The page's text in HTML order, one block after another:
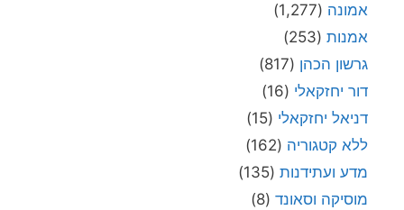
אמונה (1,277)
אמנות (253)
גרשון הכהן (817)
דור יחזקאלי (16)
דניאל יחזקאלי (15)
ללא קטגוריה (162)
מדע ועתידנות (135)
מוסיקה וסאונד (8)